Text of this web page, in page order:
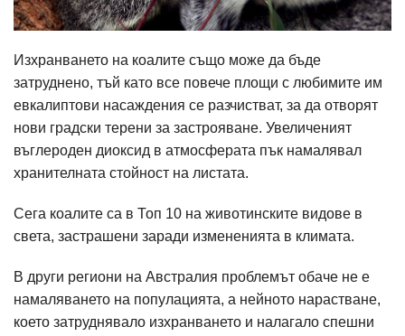
Изхранването на коалите също може да бъде
затруднено, тъй като все повече площи с любимите им
евкалиптови насаждения се разчистват, за да отворят
нови градски терени за застрояване. Увеличеният
въглероден диоксид в атмосферата пък намалявал
хранителната стойност на листата.
Сега коалите са в Топ 10 на животинските видове в
света, застрашени заради измененията в климата.
В други региони на Австралия проблемът обаче не е
намаляването на популацията, а нейното нарастване,
което затруднявало изхранването и налагало спешни